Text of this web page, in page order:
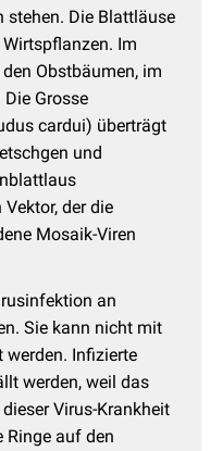
stehen. Die Blattläuse
Im
Obstbäumen, im
Grosse
cardui) überträgt
und
der die
Mosaik-Viren
an
Sie kann nicht mit
Infizierte
werden, weil das
Virus-Krankheit
Ringe auf den